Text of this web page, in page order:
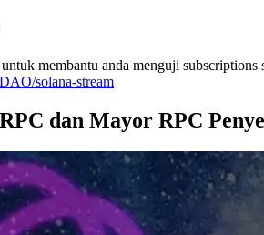
membantu anda menguji subscriptions
solana-stream
dan Mayor RPC